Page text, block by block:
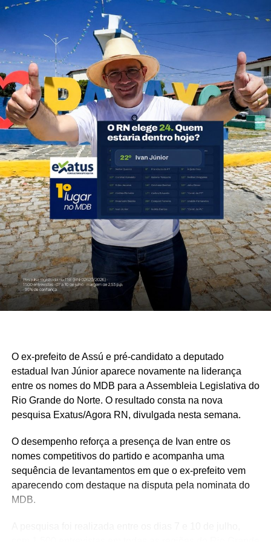
serviços públicos, investimentos em infraestrutura e
ações que tragam resultados concretos para os
moradores de São Gonçalo do Amarante.
O ex-prefeito de Assú e pré-candidato a deputado
estadual Ivan Júnior aparece novamente na liderança
entre os nomes do MDB para a Assembleia Legislativa do
Rio Grande do Norte. O resultado consta na nova
pesquisa Exatus/Agora RN, divulgada nesta semana.
O desempenho reforça a presença de Ivan entre os
nomes competitivos do partido e acompanha uma
sequência de levantamentos em que o ex-prefeito vem
aparecendo com destaque na disputa pela nominata do
MDB.